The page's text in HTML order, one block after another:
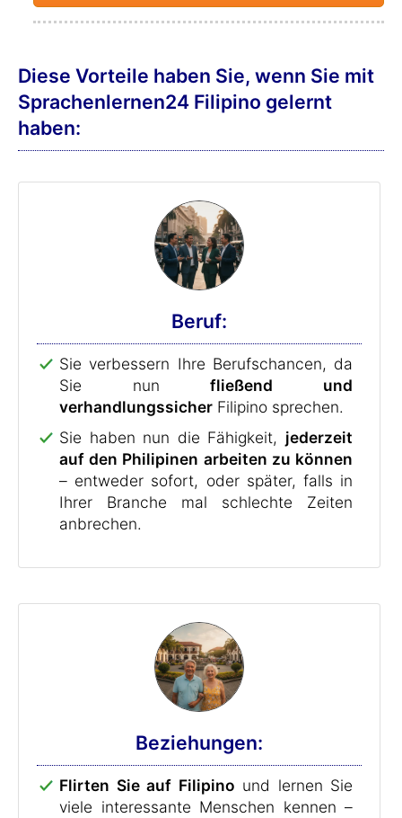
Diese Vorteile haben Sie, wenn Sie mit
Sprachenlernen24 Filipino gelernt
haben:
Beruf:
Sie verbessern Ihre Berufschancen, da
Sie nunfließend und
verhandlungssicher Filipino sprechen.
Sie haben nun die Fähigkeit, jederzeit
auf den Philipinen arbeiten zu können
– entweder sofort, oder später, falls in
Ihrer Branche mal schlechte Zeiten
anbrechen.
Beziehungen:
Flirten Sie auf Filipino und lernen Sie
viele interessante Menschen kennen –